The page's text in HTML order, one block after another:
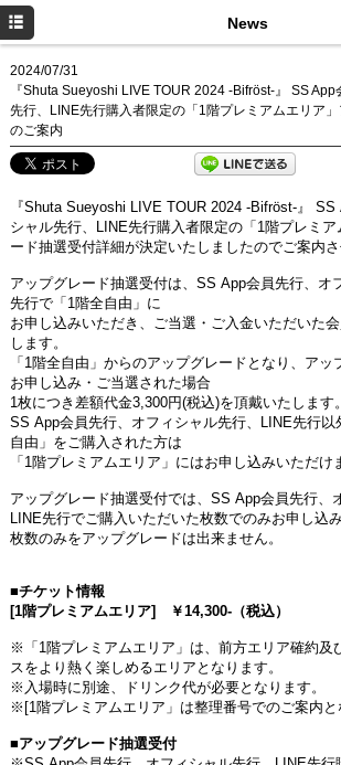
News
2024/07/31
『Shuta Sueyoshi LIVE TOUR 2024 -Bifröst-』 SS
先行、LINE先行購入者限定の「1階プレミアムエリア
のご案内
『Shuta Sueyoshi LIVE TOUR 2024 -Bifröst-』 SS
シャル先行、
LINE先行購入者限定の「 1階プレミア
ード抽選受付詳細が決定いたしましたのでご案内さ
アップグレード抽選受付は、 SS App会員先行、オ
先行で「 1階全自由」に
お申し込みいただき、ご当選・ご入金いただいた
します。
「 1階全自由」からのアップグレードとなり、アッ
お申し込み・ご当選された場合
1枚につき差額代金3,300円(税込)を頂戴いたします。
SS App会員先行、オフィシャル先行、 LINE先行以
自由」をご購入された方は
「 1階プレミアムエリア」にはお申し込みいただけ
アップグレード抽選受付では、 SS App会員先行、
LINE先行でご購入いただいた枚数でのみお申し込
枚数のみをアップグレードは出来ません。
■チケット情報
[1階プレミアムエリア] ￥14,300-（税込）
※「 1階プレミアムエリア」は、前方エリア確約及
スをより熱く楽しめるエリアとなります。
※入場時に別途、ドリンク代が必要となります。
※ [1階プレミアムエリア」は整理番号でのご案内と
■アップグレード抽選受付
Profile
News
Live
Movie
Goods
Twitter
Instagram
Twitter Staff
Instagram Staff